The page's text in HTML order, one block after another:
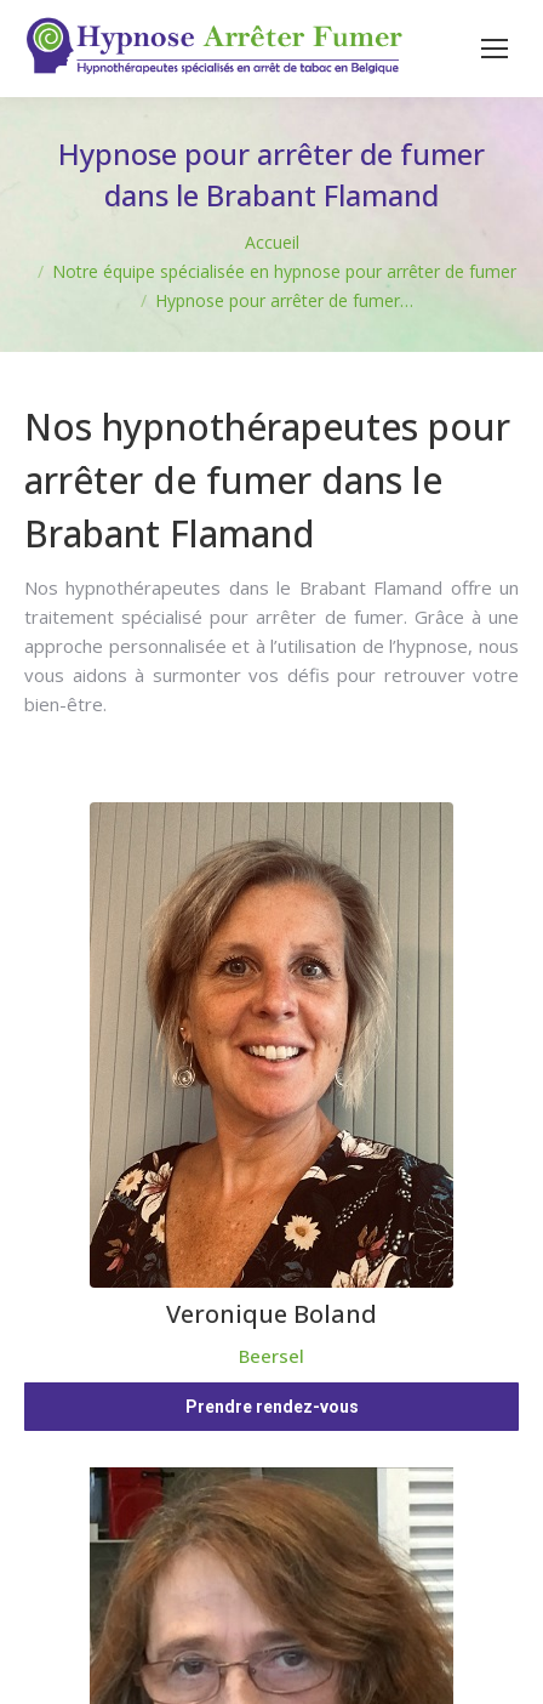
Hypnose pour arrêter de fumer
dans le Brabant Flamand
Accueil
Notre équipe spécialisée en hypnose pour arrêter de fumer
Hypnose pour arrêter de fumer…
Nos hypnothérapeutes pour
arrêter de fumer dans le
Brabant Flamand
Nos hypnothérapeutes dans le Brabant Flamand offre un
traitement spécialisé pour arrêter de fumer. Grâce à une
approche personnalisée et à l’utilisation de l’hypnose, nous
vous aidons à surmonter vos défis pour retrouver votre
bien-être.
Veronique Boland
Beersel
Prendre rendez-vous